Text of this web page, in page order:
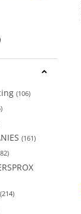
(106)
(161)
(214)